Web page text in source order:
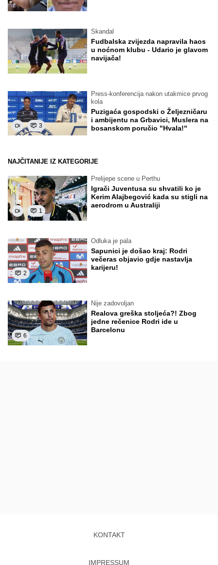
Skandal
Fudbalska zvijezda napravila haos
u noćnom klubu - Udario je glavom
navijača!
3
Press-konferencija nakon utakmice prvog
kola
Puzigaća gospodski o Željezničaru
i ambijentu na Grbavici, Muslera na
bosanskom poručio "Hvala!"
NAJČITANIJE IZ KATEGORIJE
1
Prelijepe scene u Perthu
Igrači Juventusa su shvatili ko je
Kerim Alajbegović kada su stigli na
aerodrom u Australiji
2
Odluka je pala
Sapunici je došao kraj: Rodri
večeras objavio gdje nastavlja
karijeru!
6
Nije zadovoljan
Realova greška stoljeća?! Zbog
jedne rečenice Rodri ide u
Barcelonu
KONTAKT
IMPRESSUM